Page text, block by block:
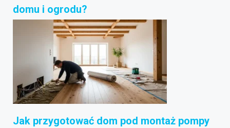
domu i ogrodu?
Jak przygotować dom pod montaż pompy